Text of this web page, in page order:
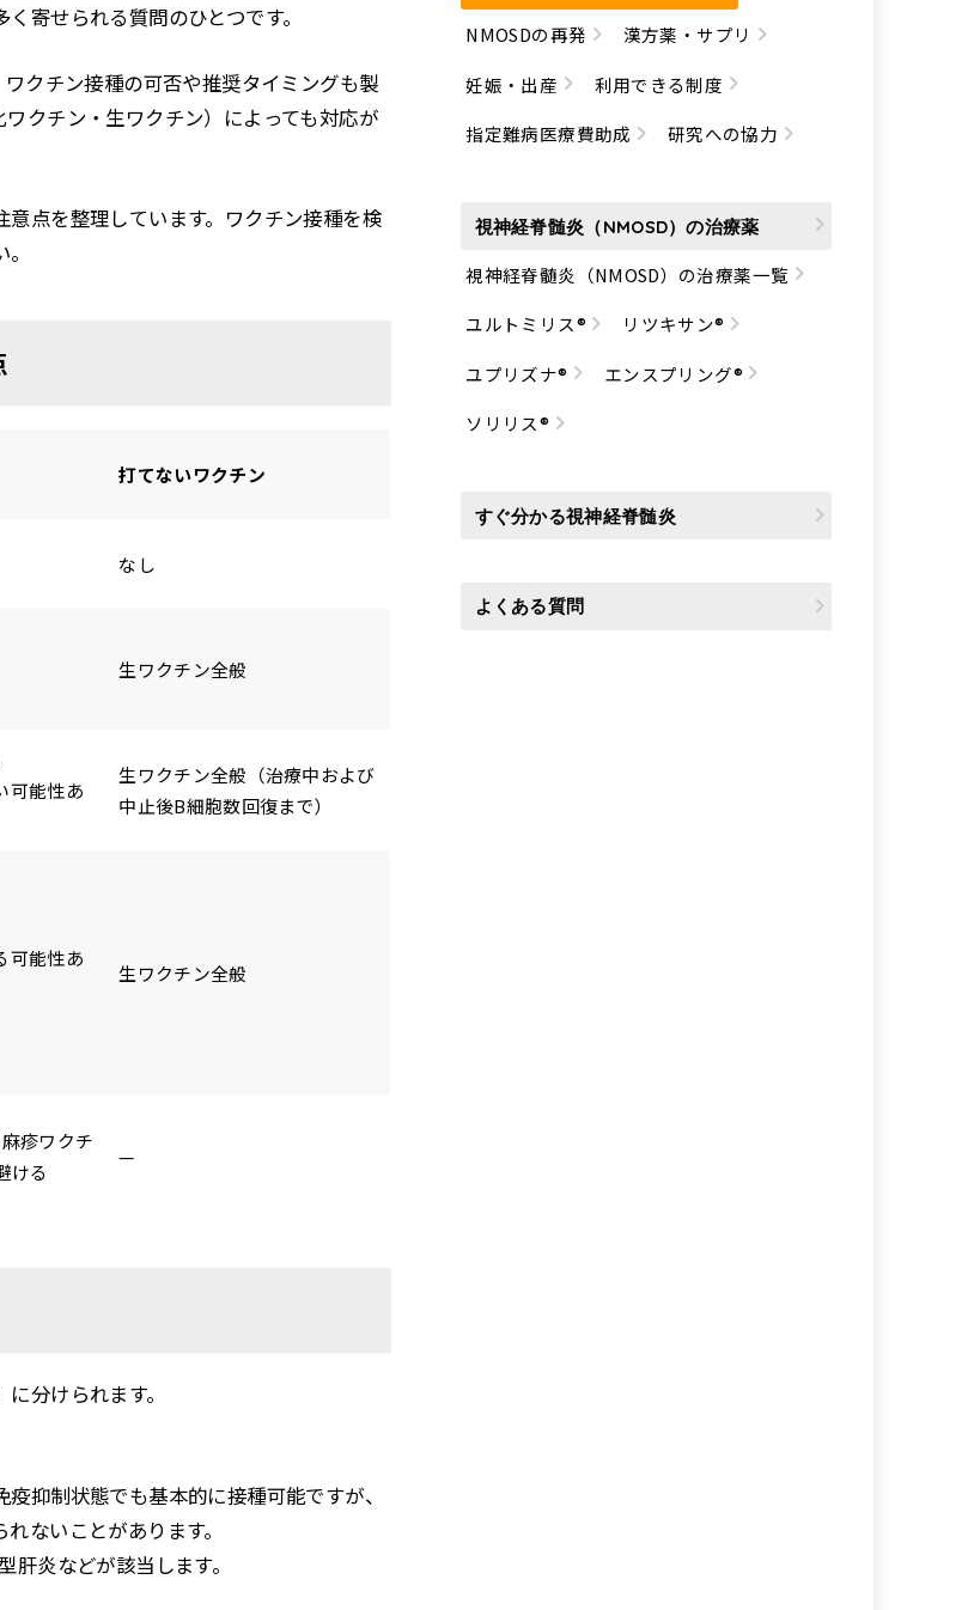
寄せられる質問のひとつです。
クチン接種の可否や推奨タイミングも製
クチン・生ワクチン）によっても対応が
点を整理しています。ワクチン接種を検
打てないワクチン
なし
生ワクチン全般
可能性あ
生ワクチン全般（治療中および
中止後B細胞数回復まで）
可能性あ
生ワクチン全般
疹ワクチ
ける
—
分けられます。
抑制状態でも基本的に接種可能ですが、
ないことがあります。
炎などが該当します。
NMOSDの再発
漢方薬・サプリ
妊娠・出産
利用できる制度
指定難病医療費助成
研究への協力
視神経脊髄炎（NMOSD）の治療薬
視神経脊髄炎（NMOSD）の治療薬一覧
ユルトミリス®
リツキサン®
ユプリズナ®
エンスプリング®
ソリリス®
すぐ分かる視神経脊髄炎
よくある質問